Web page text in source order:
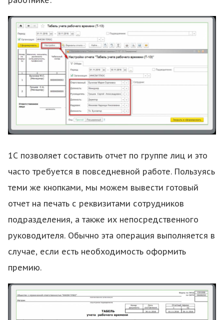
1С позволяет составить отчет по группе лиц и это
часто требуется в повседневной работе. Пользуясь
теми же кнопками, мы можем вывести готовый
отчет на печать с реквизитами сотрудников
подразделения, а также их непосредственного
руководителя. Обычно эта операция выполняется в
случае, если есть необходимость оформить
премию.